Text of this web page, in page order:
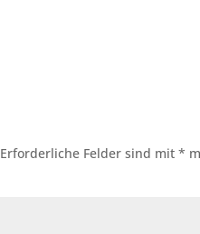
Erforderliche Felder sind mit*